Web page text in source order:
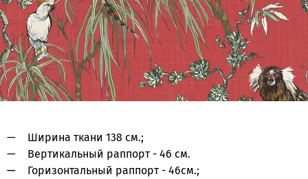
Ширина ткани 138 см.;
Вертикальный раппорт - 46 см.
Горизонтальный раппорт - 46см.;